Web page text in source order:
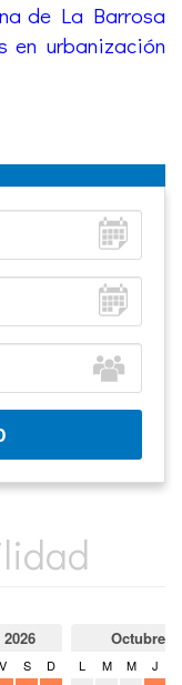
de La Barrosa
en urbanización